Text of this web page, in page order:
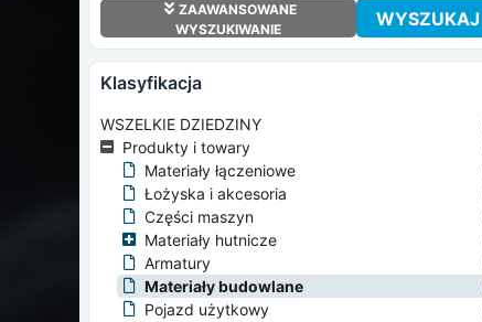
ZAAWANSOWANE
WYSZUKIWANIE
WYSZUKAJ
klasyfikacja
WSZELKIE DZIEDZINY
Produkty i towary
Materiały łączeniowe
Łożyska i akcesoria
Części maszyn
Materiały hutnicze
Armatury
Materiały budowlane
Pojazd użytkowy